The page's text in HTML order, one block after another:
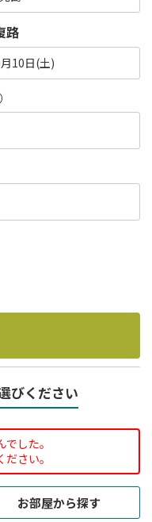
路
10日(土)
）
びください
した。
さい。
お部屋から探す